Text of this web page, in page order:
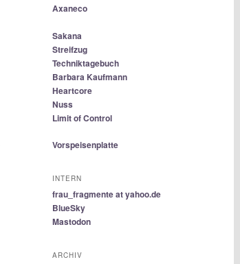
Axaneco
Sakana
Streifzug
Techniktagebuch
Barbara Kaufmann
Heartcore
Nuss
Limit of Control
Vorspeisenplatte
INTERN
frau_fragmente at yahoo.de
BlueSky
Mastodon
ARCHIV